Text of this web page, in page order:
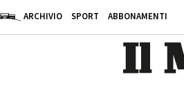
ARCHIVIO SPORT ABBONAMENTI